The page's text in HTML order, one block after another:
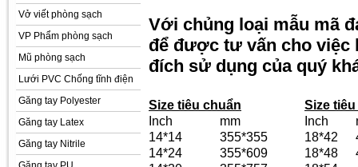
Vở viết phòng sạch
VP Phẩm phòng sạch
Mũ phòng sạch
Lưới PVC Chống tĩnh điện
Găng tay Polyester
Găng tay Latex
Găng tay Nitrile
Với chủng loại mẫu mã
để được tư vấn cho việc
đích sử dụng của quý
Size tiêu chuẩn
Size
Inch
mm Inch
14*14
355*355 18*42
14*24
355*609 18*48